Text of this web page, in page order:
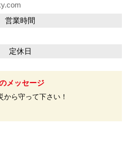
営業時間
定休日
メッセージ
から守って下さい！